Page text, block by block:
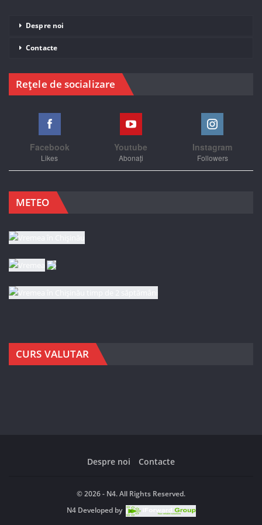
Despre noi
Contacte
Rețele de socializare
Facebook
Likes
Youtube
Abonați
Instagram
Followers
METEO
CURS VALUTAR
Despre noi Contacte
© 2026 - N4. All Rights Reserved.
N4Developed by